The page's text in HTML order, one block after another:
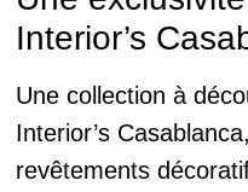
Interior’s
Une collection à
Interior’s
revêtements